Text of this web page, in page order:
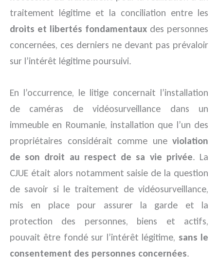
traitement légitime et la conciliation entre les
droits et libertés fondamentaux des personnes
concernées, ces derniers ne devant pas prévaloir
sur l’intérêt légitime poursuivi.
En l’occurrence, le litige concernait l’installation
de caméras de vidéosurveillance dans un
immeuble en Roumanie, installation que l’un des
propriétaires considérait comme une violation
de son droit au respect de sa vie privée. La
CJUE était alors notamment saisie de la question
de savoir si le traitement de vidéosurveillance,
mis en place pour assurer la garde et la
protection des personnes, biens et actifs,
pouvait être fondé sur l’intérêt légitime, sans le
consentement des personnes concernées.